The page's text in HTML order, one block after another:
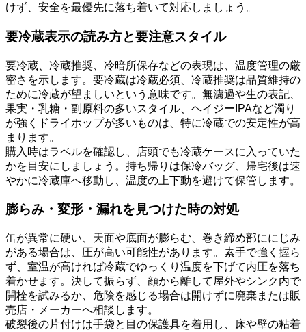
けず、安全を最優先に落ち着いて対応しましょう。
要冷蔵表示の読み方と要注意スタイル
要冷蔵、冷蔵推奨、冷暗所保存などの表現は、温度管理の厳
密さを示します。要冷蔵は冷蔵必須、冷蔵推奨は品質維持の
ために冷蔵が望ましいという意味です。無濾過や生の表記、
果実・乳糖・副原料の多いスタイル、ヘイジーIPAなど濁り
が強くドライホップが多いものは、特に冷蔵での安定性が高
まります。
購入時はラベルを確認し、店頭でも冷蔵ケースに入っていた
かを目安にしましょう。持ち帰りは保冷バッグ、帰宅後は速
やかに冷蔵庫へ移動し、温度の上下動を避けて保管します。
膨らみ・変形・漏れを見つけた時の対処
缶が異常に硬い、天面や底面が膨らむ、巻き締め部ににじみ
がある場合は、圧が高い可能性があります。素手で強く握ら
ず、室温が高ければ冷蔵でゆっくり温度を下げて内圧を落ち
着かせます。決して振らず、顔から離して屋外やシンク内で
開栓を試みるか、危険を感じる場合は開けずに廃棄または販
売店・メーカーへ相談します。
破裂後の片付けは手袋と目の保護具を着用し、床や壁の粘着